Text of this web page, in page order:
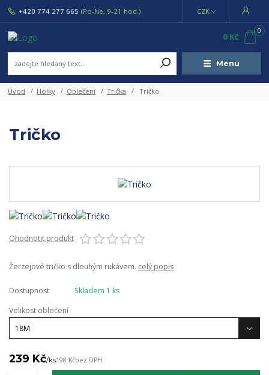
Menu
CZK
+420 774 277 665 (Po-Ne, 9-21 hod.)
0
0 Kč
Úvod Holky Oblečení Trička Tričko
Tričko
Ohodnotit produkt
Žerzejové tričko s dlouhým rukávem. celý popis
Dostupnost
Skladem 1 ks
Velikost oblečení
239 Kč/ks198 Kčbez DPH